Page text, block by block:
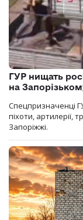
ГУР нищать
на
Спецпризначенці
піхоти, артилерії,
Запоріжжі.